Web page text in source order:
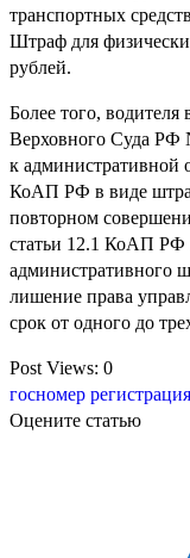
транспортных
Штраф для
рублей.
Более того,
Верховного Суда РФ
к административной
КоАП РФ в виде
повторном
статьи 12.1 КоАП РФ
административного
лишение права
срок от одного до
Post Views: 0
госномер
Оцените статью